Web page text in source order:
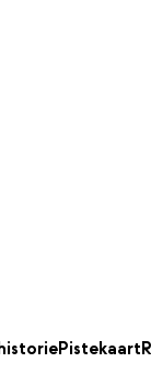
Pistekaart